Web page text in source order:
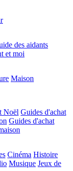
des aidants
et moi
Maison
Noël Guides d'achat
Guides d'achat
Cinéma Histoire
Musique Jeux de